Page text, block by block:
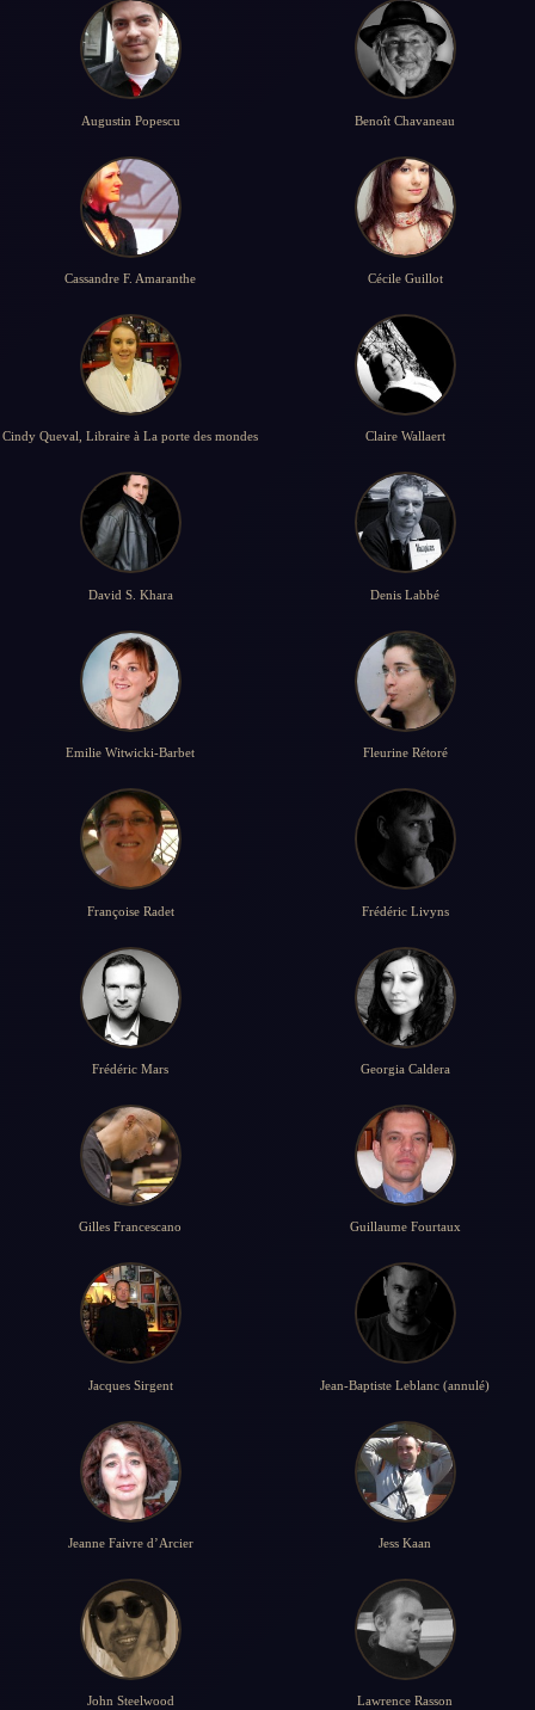
Augustin Popescu Benoît Chavaneau
Cassandre F. Amaranthe Cécile Guillot
Cindy Queval, Libraire à La porte des mondes Claire Wallaert
David S. Khara Denis Labbé
Emilie Witwicki-Barbet Fleurine Rétoré
Françoise Radet Frédéric Livyns
Frédéric Mars Georgia Caldera
Gilles Francescano Guillaume Fourtaux
Jacques Sirgent Jean-Baptiste Leblanc (annulé)
Jeanne Faivre d’Arcier Jess Kaan
John Steelwood Lawrence Rasson